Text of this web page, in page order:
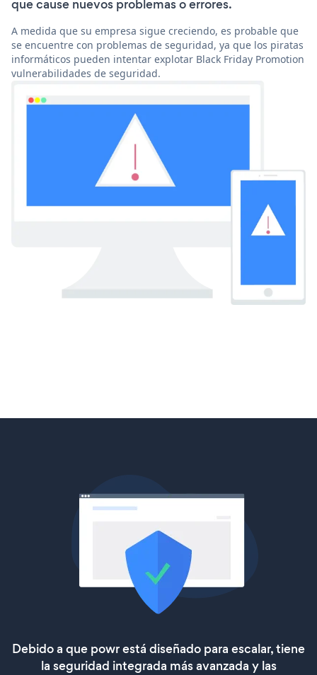
que cause nuevos problemas o errores.
A medida que su empresa sigue creciendo, es probable que
se encuentre con problemas de seguridad, ya que los piratas
informáticos pueden intentar explotar Black Friday Promotion
vulnerabilidades de seguridad.
Debido a que powr está diseñado para escalar, tiene
la seguridad integrada más avanzada y las